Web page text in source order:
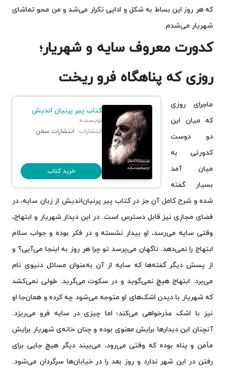
که هر روز این بساط به شکل و ادایی تکرار می‌شد و من محو تماشای
شهریار می‌شدم.
کدورت معروف سایه و شهریار؛
روزی که پناهگاه فرو ریخت
کتاب پیر پرنیان اندیش
نویسنده:
انتشارات: انتشارات سخن
خرید کتاب
ماجرای روزی
که میان این
دو دوست
کدورتی به
میان آمد
بسیار گفته
شده و شرح کامل آن جز در کتاب پیر پرنیان‌اندیش از زبان سایه، در
فضای مجازی نیز قابل دسترس است. در این دیدار شهریار و ابتهاج،
وقتی سایه می‌رسد، او بیدار نشسته و در فکر بوده و جواب سلام
ابتهاج را نمی‌دهد. ناگهان می‌پرسد تو چرا هر روز به اینجا می‌آیی؟ و
از پسش دیگر گفته‌ها که سایه از آن به‌عنوان مسائل دنیوی نام
می‌برد. ابتهاج هیچ نمی‌گوید و در سکوت می‌گرید. طولی نمی‌کشد
که شهریار با دیدن اشک‌های او متوجه می‌شود چه کرده و همان‌جا او
نیز با اشک عذرخواهی می‌کند؛ اما چیزی در سایه فرو می‌ریزد.
آنچنان این دیدارها برایش معنوی بوده و چنان خانه‌ی شهریار برایش
مأمن و پناه بوده که وقتی می‌رود، می‌بیند دیگر هیچ جایی برای
رفتن در این شهر ندارد و روز بعد را در خیابان‌ها سرگردان می‌شود.